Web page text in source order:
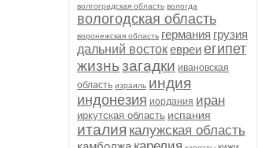
волгоградская область вологда
вологодская область
воронежская область германия грузия
дальний востокевреиегипет
жизньзагадки ивановская
область израиль индия
индонезия иордания иран
иркутская область испания
италия калужская область